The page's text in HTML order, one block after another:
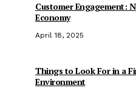
Customer Engagement:
Economy
April 18, 2025
Things to Look For in a
Environment